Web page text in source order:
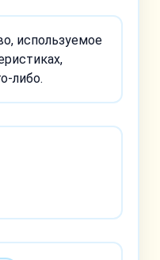
используемое
либо.